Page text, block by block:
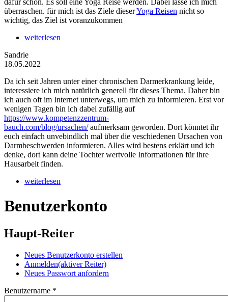
dafür schon. Es soll eine Yoga Reise werden. Dabei lasse ich mich
überraschen. für mich ist das Ziele dieserYoga Reisen nicht so
wichtig, das Ziel ist voranzukommen
weiterlesen
Sandrie
18.05.2022
Da ich seit Jahren unter einer chronischen Darmerkrankung leide,
interessiere ich mich natürlich generell für dieses Thema. Daher bin
ich auch oft im Internet unterwegs, um mich zu informieren. Erst vor
wenigen Tagen bin ich dabei zufällig auf
https://www.kompetenzzentrum-
bauch.com/blog/ursachen/aufmerksam geworden. Dort könntet ihr
euch einfach unvebindlich mal über die veschiedenen Ursachen von
Darmbeschwerden informieren. Alles wird bestens erklärt und ich
denke, dort kann deine Tochter wertvolle Informationen für ihre
Hausarbeit finden.
weiterlesen
Benutzerkonto
Haupt-Reiter
Neues Benutzerkonto erstellen
Anmelden(aktiver Reiter)
Neues Passwort anfordern
Benutzername *